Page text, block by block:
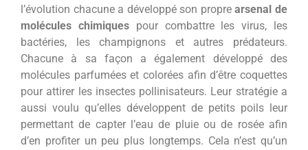
l’évolution chacune a développé son proprearsenal de
molécules chimiquespour combattre les virus, les
bactéries, les champignons et autres prédateurs.
Chacune à sa façon a également développé des
molécules parfumées et colorées afin d’être coquettes
pour attirer les insectes pollinisateurs. Leur stratégie a
aussi voulu qu’elles développent de petits poils leur
permettant de capter l’eau de pluie ou de rosée afin
d’en profiter un peu plus longtemps. Cela n’est qu’un